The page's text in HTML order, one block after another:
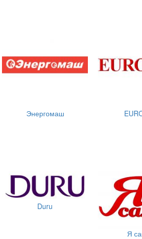
Энергомаш
Duru
Я